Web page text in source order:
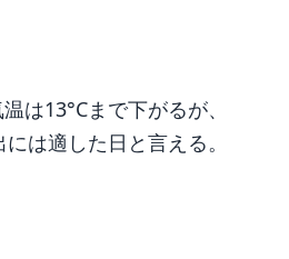
は13°Cまで下がるが、
は適した日と言える。